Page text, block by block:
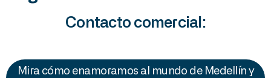
Contacto comercial:
Mira cómo enamoramos al mundo de Medellín y